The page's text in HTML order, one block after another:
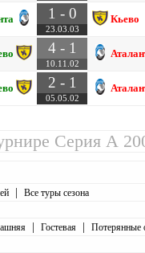
1 - 0
23.03.03
Кьево
4 - 1
10.11.02
2 - 1
05.05.02
Серия А
| Все туры сезона
| Гостевая | Потерянные